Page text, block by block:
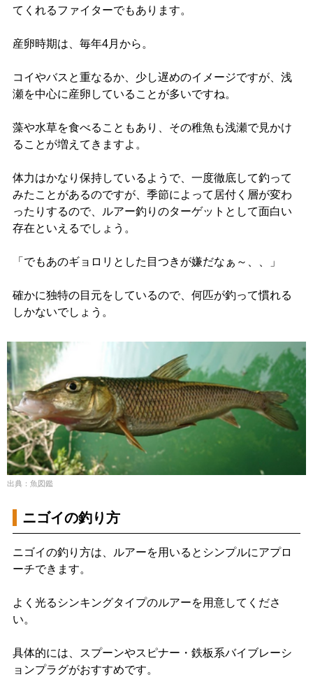
てくれるファイターでもあります。
産卵時期は、毎年4月から。
コイやバスと重なるか、少し遅めのイメージですが、浅
瀬を中心に産卵していることが多いですね。
藻や水草を食べることもあり、その稚魚も浅瀬で見かけ
ることが増えてきますよ。
体力はかなり保持しているようで、一度徹底して釣って
みたことがあるのですが、季節によって居付く層が変わ
ったりするので、ルアー釣りのターゲットとして面白い
存在といえるでしょう。
「でもあのギョロリとした目つきが嫌だなぁ～、、」
確かに独特の目元をしているので、何匹が釣って慣れる
しかないでしょう。
出典：魚図鑑
ニゴイの釣り方
ニゴイの釣り方は、ルアーを用いるとシンプルにアプロ
ーチできます。
よく光るシンキングタイプのルアーを用意してくださ
い。
具体的には、スプーンやスピナー・鉄板系バイブレーシ
ョンプラグがおすすめです。